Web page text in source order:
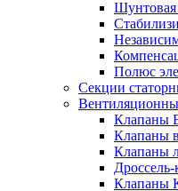
Шунтовая
Полюс
Секции
Клапаны
Клапаны
Клапаны
Клапаны